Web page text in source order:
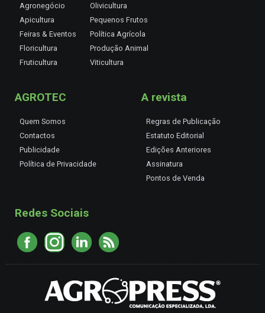
Agronegócio
Apicultura
Feiras & Eventos
Floricultura
Fruticultura
Olivicultura
Pequenos Frutos
Política Agrícola
Produção Animal
Viticultura
AGROTEC
Quem Somos
Contactos
Publicidade
Política de Privacidade
A revista
Regras de Publicação
Estatuto Editorial
Edições Anteriores
Assinatura
Pontos de Venda
Redes Sociais